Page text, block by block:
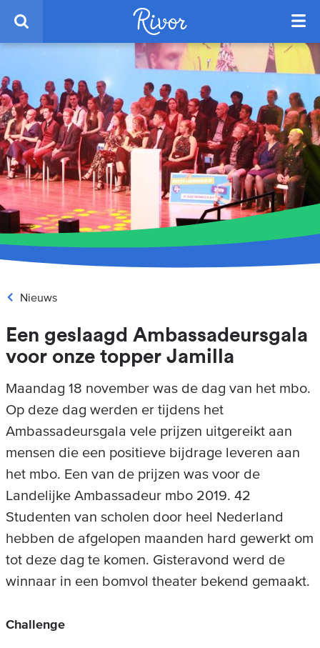
Nieuws
Een geslaagd Ambassadeursgala
voor onze topper Jamilla
Maandag 18 november was de dag van het mbo.
Op deze dag werden er tijdens het
Ambassadeursgala vele prijzen uitgereikt aan
mensen die een positieve bijdrage leveren aan
het mbo. Een van de prijzen was voor de
Landelijke Ambassadeur mbo 2019. 42
Studenten van scholen door heel Nederland
hebben de afgelopen maanden hard gewerkt om
tot deze dag te komen. Gisteravond werd de
winnaar in een bomvol theater bekend gemaakt.
Challenge